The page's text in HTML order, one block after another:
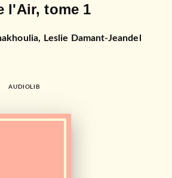
l'Air, tome 1
, Leslie Damant-Jeandel
AUDIOLIB